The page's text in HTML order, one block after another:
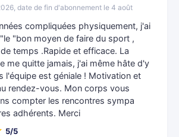
date de fin d'abonnement le 4 août
compliquées physiquement, j'ai
"bon moyen de faire du sport ,
temps .Rapide et efficace. La
me quitte jamais, j'ai même hâte d'y
l'équipe est géniale ! Motivation et
rendez-vous. Mon corps vous
compter les rencontres sympa
adhérents. Merci
5/5